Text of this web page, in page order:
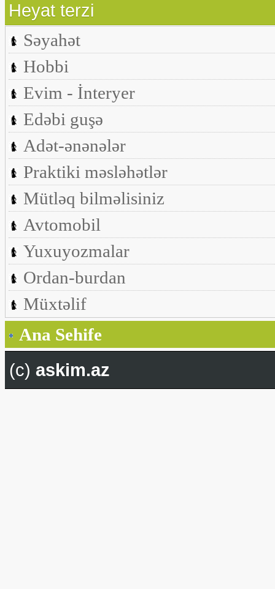
Heyat terzi
Səyahət
Hobbi
Evim - İnteryer
Edəbi guşə
Adət-ənənələr
Praktiki məsləhətlər
Mütləq bilməlisiniz
Avtomobil
Yuxuyozmalar
Ordan-burdan
Müxtəlif
Ana Sehife
(c) askim.az